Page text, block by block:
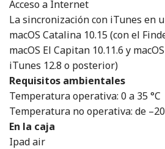
Acceso a Internet
La sincronización con iTunes en
macOS Catalina 10.15 (con el
macOS El Capitan 10.11.6 y
iTunes 12.8 o posterior)
Requisitos ambientales
Temperatura operativa: 0 a 35 °C
Temperatura no operativa: de –20
En la caja
Ipad air